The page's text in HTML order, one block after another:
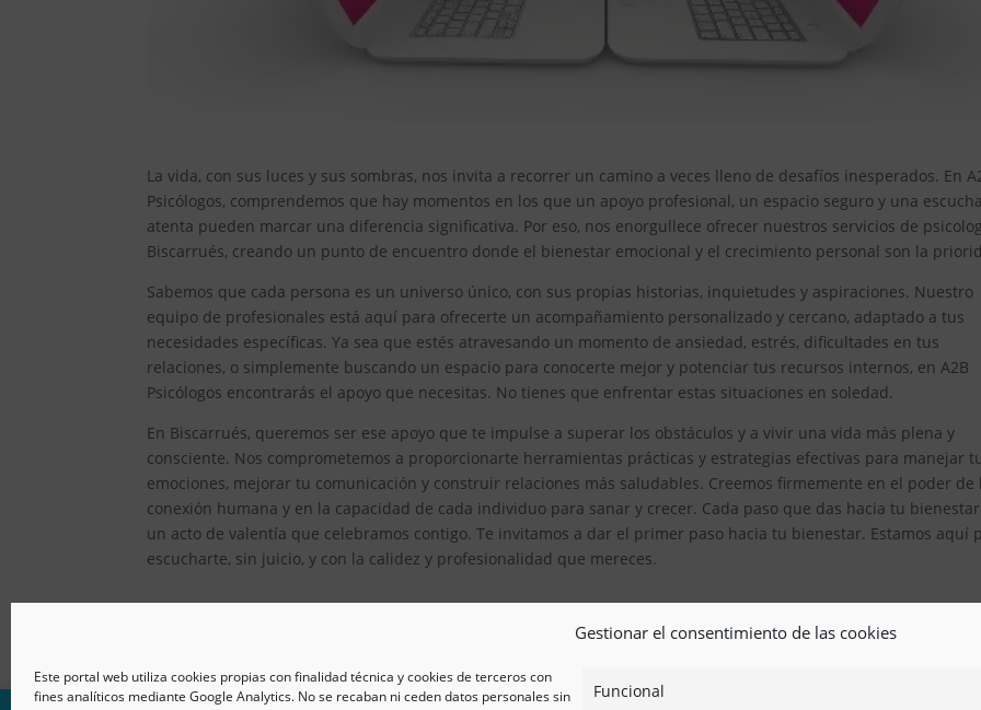
Gestionar el consentimiento de las cookies
Este portal web utiliza cookies propias con finalidad técnica y cookies de terceros con
fines analíticos mediante Google Analytics. No se recaban ni ceden datos personales sin
Funcional
La vida, con sus luces y sus sombras, nos invita a recorrer un camino a veces lleno de desafíos inesperados. En
Psicólogos, comprendemos que hay momentos en los que un apoyo profesional, un espacio seguro y una
atenta pueden marcar una diferencia significativa. Por eso, nos enorgullece ofrecer nuestros servicios de
Biscarrués, creando un punto de encuentro donde el bienestar emocional y el crecimiento personal son la
Sabemos que cada persona es un universo único, con sus propias historias, inquietudes y aspiraciones. Nuestro
equipo de profesionales está aquí para ofrecerte un acompañamiento personalizado y cercano, adaptado a tus
necesidades específicas. Ya sea que estés atravesando un momento de ansiedad, estrés, dificultades en tus
relaciones, o simplemente buscando un espacio para conocerte mejor y potenciar tus recursos internos, en A2B
Psicólogos encontrarás el apoyo que necesitas. No tienes que enfrentar estas situaciones en soledad.
En Biscarrués, queremos ser ese apoyo que te impulse a superar los obstáculos y a vivir una vida más plena y
consciente. Nos comprometemos a proporcionarte herramientas prácticas y estrategias efectivas para manejar
emociones, mejorar tu comunicación y construir relaciones más saludables. Creemos firmemente en el poder de
conexión humana y en la capacidad de cada individuo para sanar y crecer. Cada paso que das hacia tu
un acto de valentía que celebramos contigo. Te invitamos a dar el primer paso hacia tu bienestar. Estamos aquí
escucharte, sin juicio, y con la calidez y profesionalidad que mereces.